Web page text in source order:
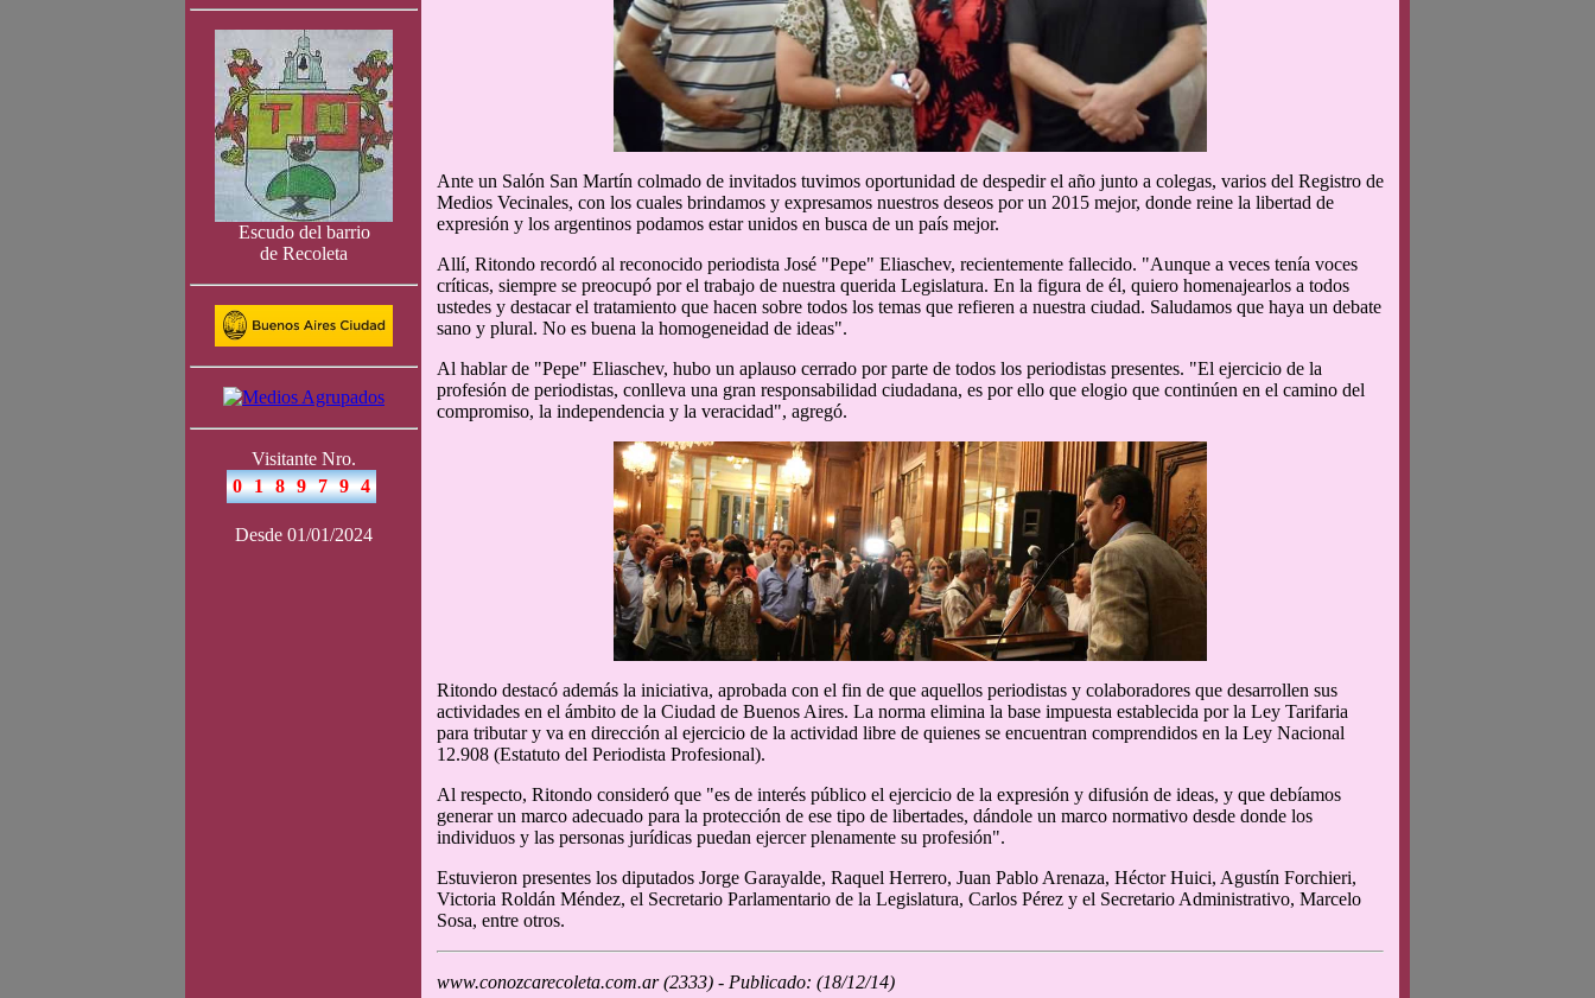
Escudo del barrio
de Recoleta
Visitante Nro.
Desde 01/01/2024
Ante un Salón San Martín colmado de invitados tuvimos oportunidad de despedir el año junto a colegas, varios del Registro de
Medios Vecinales, con los cuales brindamos y expresamos nuestros deseos por un 2015 mejor, donde reine la libertad de
expresión y los argentinos podamos estar unidos en busca de un país mejor.
Allí, Ritondo recordó al reconocido periodista José "Pepe" Eliaschev, recientemente fallecido. "Aunque a veces tenía voces
críticas, siempre se preocupó por el trabajo de nuestra querida Legislatura. En la figura de él, quiero homenajearlos a todos
ustedes y destacar el tratamiento que hacen sobre todos los temas que refieren a nuestra ciudad. Saludamos que haya un debate
sano y plural. No es buena la homogeneidad de ideas".
Al hablar de "Pepe" Eliaschev, hubo un aplauso cerrado por parte de todos los periodistas presentes. "El ejercicio de la
profesión de periodistas, conlleva una gran responsabilidad ciudadana, es por ello que elogio que continúen en el camino del
compromiso, la independencia y la veracidad", agregó.
Ritondo destacó además la iniciativa, aprobada con el fin de que aquellos periodistas y colaboradores que desarrollen sus
actividades en el ámbito de la Ciudad de Buenos Aires. La norma elimina la base impuesta establecida por la Ley Tarifaria
para tributar y va en dirección al ejercicio de la actividad libre de quienes se encuentran comprendidos en la Ley Nacional
12.908 (Estatuto del Periodista Profesional).
Al respecto, Ritondo consideró que "es de interés público el ejercicio de la expresión y difusión de ideas, y que debíamos
generar un marco adecuado para la protección de ese tipo de libertades, dándole un marco normativo desde donde los
individuos y las personas jurídicas puedan ejercer plenamente su profesión".
Estuvieron presentes los diputados Jorge Garayalde, Raquel Herrero, Juan Pablo Arenaza, Héctor Huici, Agustín Forchieri,
Victoria Roldán Méndez, el Secretario Parlamentario de la Legislatura, Carlos Pérez y el Secretario Administrativo, Marcelo
Sosa, entre otros.
www.conozcarecoleta.com.ar (2333) - Publicado: (18/12/14)